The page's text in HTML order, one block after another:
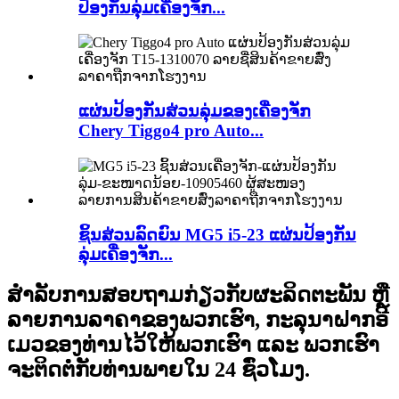
ປ້ອງກັນລຸ່ມເຄື່ອງຈັກ...
ແຜ່ນປ້ອງກັນສ່ວນລຸ່ມຂອງເຄື່ອງຈັກ
Chery Tiggo4 pro Auto...
ຊິ້ນສ່ວນລົດຍົນ MG5 i5-23 ແຜ່ນປ້ອງກັນ
ລຸ່ມເຄື່ອງຈັກ...
ສຳລັບການສອບຖາມກ່ຽວກັບຜະລິດຕະພັນ ຫຼື
ລາຍການລາຄາຂອງພວກເຮົາ, ກະລຸນາຝາກອີ
ເມວຂອງທ່ານໄວ້ໃຫ້ພວກເຮົາ ແລະ ພວກເຮົາ
ຈະຕິດຕໍ່ກັບທ່ານພາຍໃນ 24 ຊົ່ວໂມງ.